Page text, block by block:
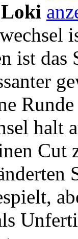
Loki
ist das
halt
Cut